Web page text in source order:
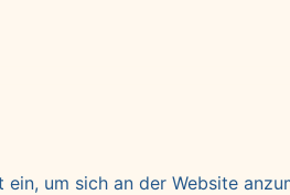
um sich an der Website